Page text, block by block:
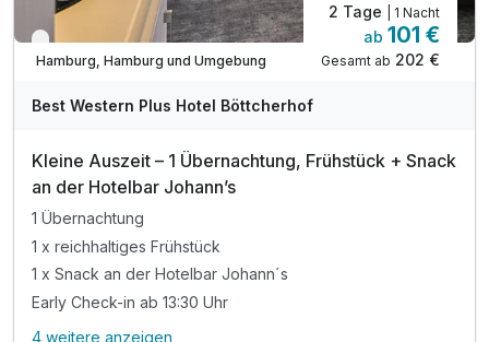
Verfügbar bis Dezember
Hamburg, Hamburg und Umgebung
2 Tage | 1 Nacht
ab 101 €
Gesamt ab 202 €
Best Western Plus Hotel Böttcherhof
Kleine Auszeit – 1 Übernachtung, Frühstück + Snack
an der Hotelbar Johann’s
1 Übernachtung
1 x reichhaltiges Frühstück
1 x Snack an der Hotelbar Johann´s
Early Check-in ab 13:30 Uhr
4 weitere anzeigen